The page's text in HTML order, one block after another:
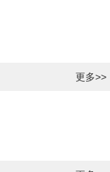
更多>>